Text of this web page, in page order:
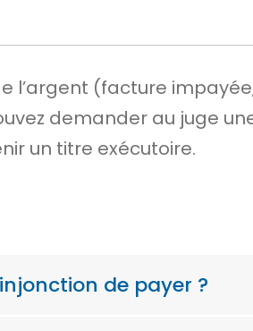
l’argent (facture
demander au juge
un titre exécutoire.
de payer ?